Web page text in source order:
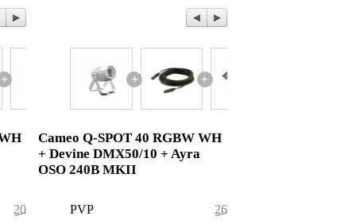
+
207,00 €
+ +
Cameo Q-SPOT 40 RGBW WH
+ Devine DMX50/10 + Ayra
OSO 240B MKII
PVP
268,00 €